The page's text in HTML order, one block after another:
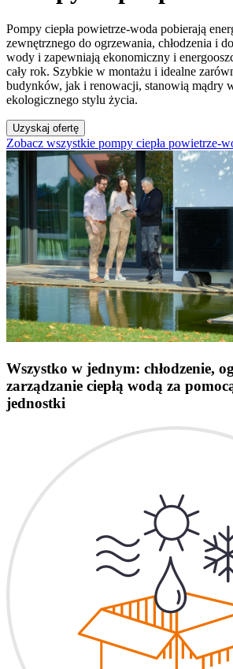
Pompy ciepła powietrze-woda pobierają
zewnętrznego do ogrzewania, chłodzenia i
wody i zapewniają ekonomiczny i
cały rok. Szybkie w montażu i idealne
budynków, jak i renowacji, stanowią mądry
ekologicznego stylu życia.
Uzyskaj ofertę
Zobacz wszystkie pompy ciepła powietrze-
Wszystko w jednym: chłodzenie,
zarządzanie ciepłą wodą za
jednostki